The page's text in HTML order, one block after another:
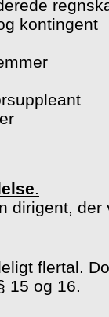
kontingent
.
dirigent,
flertal.
15 og 16.